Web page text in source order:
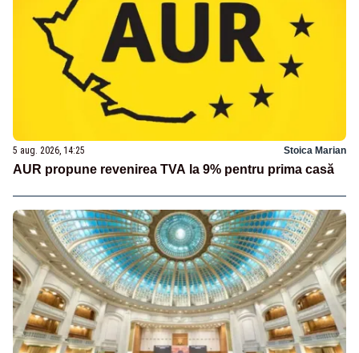
5 aug. 2026, 14:25 Stoica Marian
AUR propune revenirea TVA la 9% pentru prima casă